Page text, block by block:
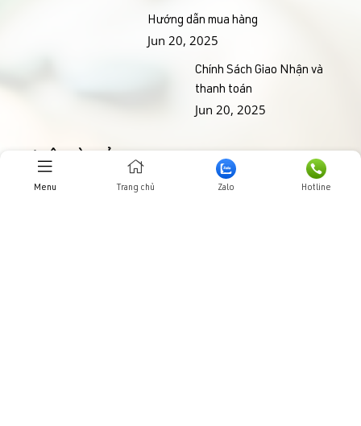
Hướng dẫn mua hàng
Jun 20, 2025
Chính Sách Giao Nhận và
thanh toán
Jun 20, 2025
THƯ VIỆN HÌNH ẢNHH
Menu Trang chủ Zalo Hotline